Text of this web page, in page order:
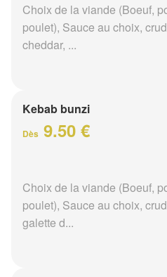
Choix de la viande (Boeuf,
poulet), Sauce au choix,
cheddar, ...
Kebab bunzi
Dès 9.50 €
Choix de la viande (Boeuf,
poulet), Sauce au choix,
galette d...